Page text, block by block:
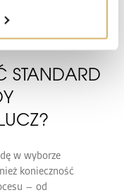
STANDARD
w wyborze
konieczność
– od